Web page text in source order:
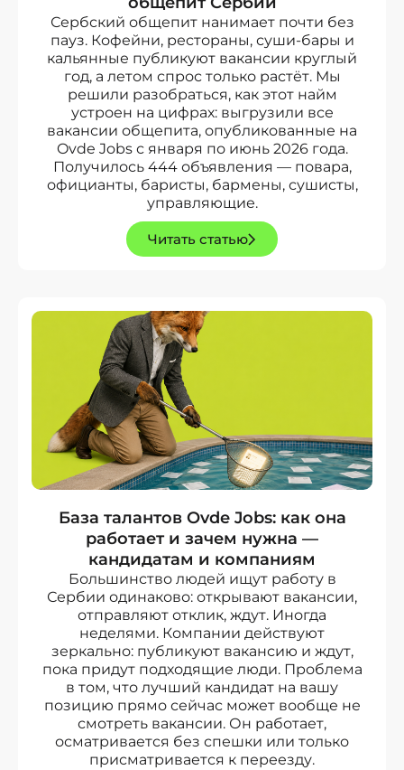
Сербский общепит нанимает почти без
пауз. Кофейни, рестораны, суши-бары и
кальянные публикуют вакансии круглый
год, а летом спрос только растёт. Мы
решили разобраться, как этот найм
устроен на цифрах: выгрузили все
вакансии общепита, опубликованные на
Ovde Jobs с января по июнь 2026 года.
Получилось 444 объявления — повара,
официанты, баристы, бармены, сушисты,
управляющие.
Читать статью
База талантов Ovde Jobs: как она
работает и зачем нужна —
кандидатам и компаниям
Большинство людей ищут работу в
Сербии одинаково: открывают вакансии,
отправляют отклик, ждут. Иногда
неделями. Компании действуют
зеркально: публикуют вакансию и ждут,
пока придут подходящие люди. Проблема
в том, что лучший кандидат на вашу
позицию прямо сейчас может вообще не
смотреть вакансии. Он работает,
осматривается без спешки или только
присматривается к переезду.